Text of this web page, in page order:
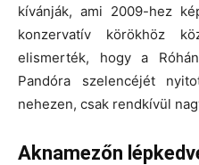
kívánják, ami 2009-hez
konzervatív körökhöz
elismerték, hogy a
Pandóra szelencéjét
nehezen, csak rendkívül
Aknamezőn